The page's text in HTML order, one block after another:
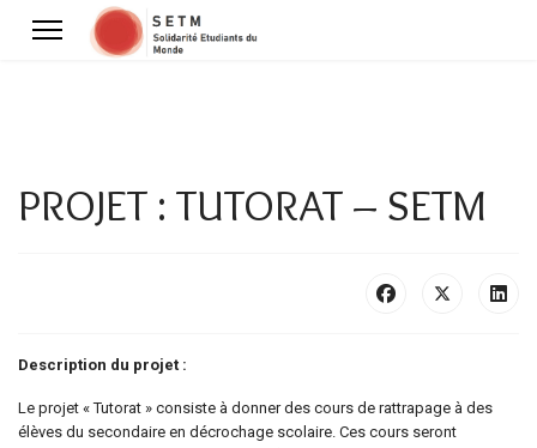
PROJET : TUTORAT – SETM
Description du projet :
Le projet « Tutorat » consiste à donner des cours de rattrapage à des
élèves du secondaire en décrochage scolaire. Ces cours seront